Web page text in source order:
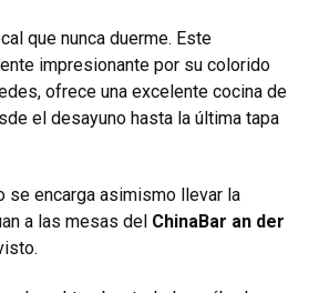
que nunca duerme. Este
impresionante por su colorido
ofrece una excelente cocina de
el desayuno hasta la última tapa
se encarga asimismo llevar la
a las mesas del ChinaBar an der